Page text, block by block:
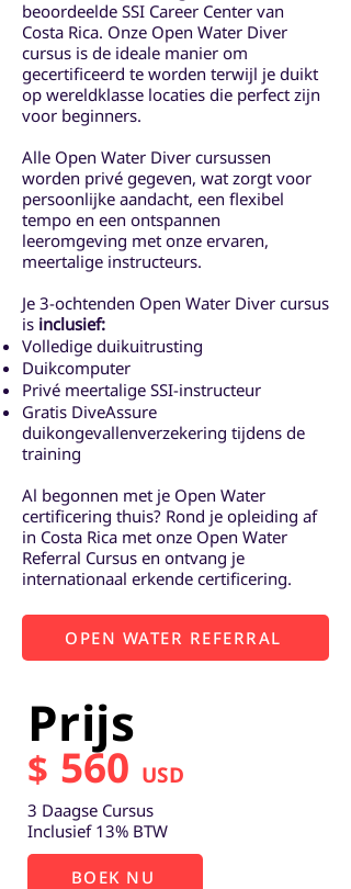
beoordeelde SSI Career Center van
Costa Rica. Onze Open Water Diver
cursus is de ideale manier om
gecertificeerd te worden terwijl je duikt
op wereldklasse locaties die perfect zijn
voor beginners.
Alle Open Water Diver cursussen
worden privé gegeven, wat zorgt voor
persoonlijke aandacht, een flexibel
tempo en een ontspannen
leeromgeving met onze ervaren,
meertalige instructeurs.
Je 3-ochtenden Open Water Diver cursus
is inclusief:
Volledige duikuitrusting
Duikcomputer
Privé meertalige SSI-instructeur
Gratis DiveAssure
duikongevallenverzekering tijdens de
training
Al begonnen met je Open Water
certificering thuis? Rond je opleiding af
in Costa Rica met onze Open Water
Referral Cursus en ontvang je
internationaal erkende certificering.
OPEN WATER REFERRAL
Prijs
$ 560 USD
3 Daagse Cursus
Inclusief 13% BTW
BOEK NU